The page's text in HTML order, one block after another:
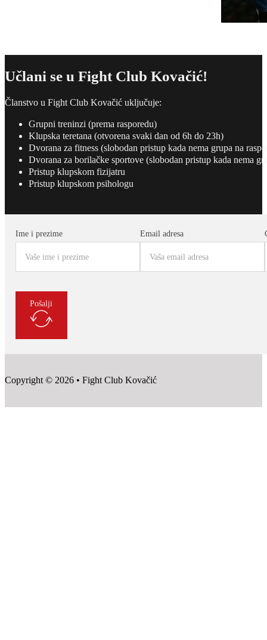
Učlani se u Fight Club Kovačić!
Članstvo u Fight Club Kovačić uključuje:
Grupni treninzi (prema rasporedu)
Klupska teretana (otvorena svaki dan od 6h do 23h)
Dvorana za fitness (slobodan pristup kada nema grupa na
Dvorana za borilačke sportove (slobodan pristup kada nema
Pristup klupskom fizijatru
Pristup klupskom psihologu
Ime i prezime Email adresa
Pošalji
Copyright © 2026 • Fight Club Kovačić